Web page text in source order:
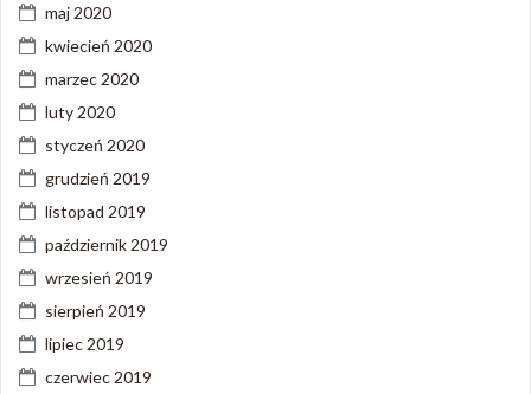
maj 2020
kwiecień 2020
marzec 2020
luty 2020
styczeń 2020
grudzień 2019
listopad 2019
październik 2019
wrzesień 2019
sierpień 2019
lipiec 2019
czerwiec 2019